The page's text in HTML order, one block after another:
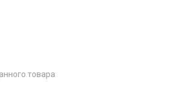
товара